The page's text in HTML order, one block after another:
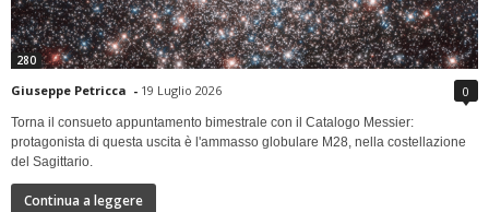
280
Giuseppe Petricca - 19 Luglio 2026 0
Torna il consueto appuntamento bimestrale con il Catalogo Messier:
protagonista di questa uscita è l'ammasso globulare M28, nella costellazione
del Sagittario.
Continua a leggere